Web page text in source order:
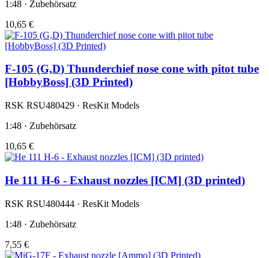
1:48 · Zubehörsatz
10,65 €
F-105 (G,D) Thunderchief nose cone with pitot tube
[HobbyBoss] (3D Printed)
RSK RSU480429 · ResKit Models
1:48 · Zubehörsatz
10,65 €
He 111 H-6 - Exhaust nozzles [ICM] (3D printed)
RSK RSU480444 · ResKit Models
1:48 · Zubehörsatz
7,55 €